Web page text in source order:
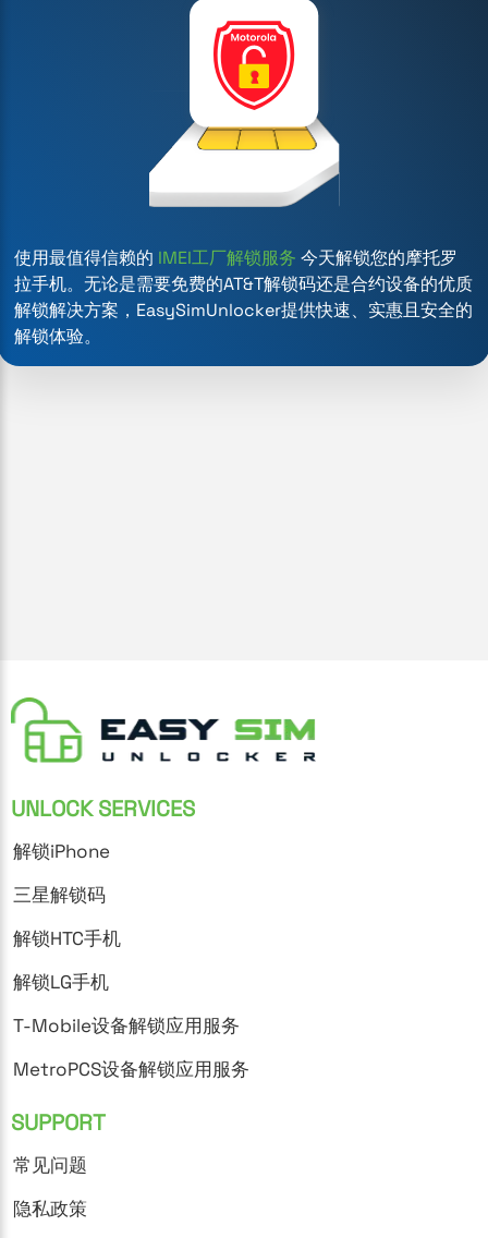
使用最值得信赖的 IMEI工厂解锁服务 今天解锁您的摩托罗
拉手机。无论是需要免费的AT&T解锁码还是合约设备的优质
解锁解决方案，EasySimUnlocker提供快速、实惠且安全的
解锁体验。
UNLOCK SERVICES
解锁iPhone
三星解锁码
解锁HTC手机
解锁LG手机
T-Mobile设备解锁应用服务
MetroPCS设备解锁应用服务
SUPPORT
常见问题
隐私政策